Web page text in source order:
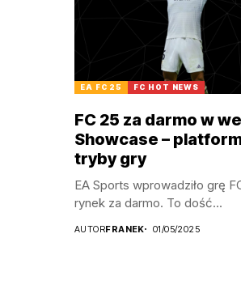
EA FC 25 FC HOT NEWS
FC 25 za darmo w
Showcase –
tryby gry
EA Sports wprowadziło grę
rynek za darmo. To dość...
AUTORFRANEK 01/05/2025